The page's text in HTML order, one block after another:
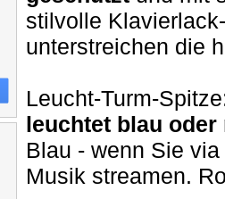
stilvolle
unterstreichen die
Leucht-Turm-
leuchtet blau oder
Blau - wenn Sie via
Musik streamen.